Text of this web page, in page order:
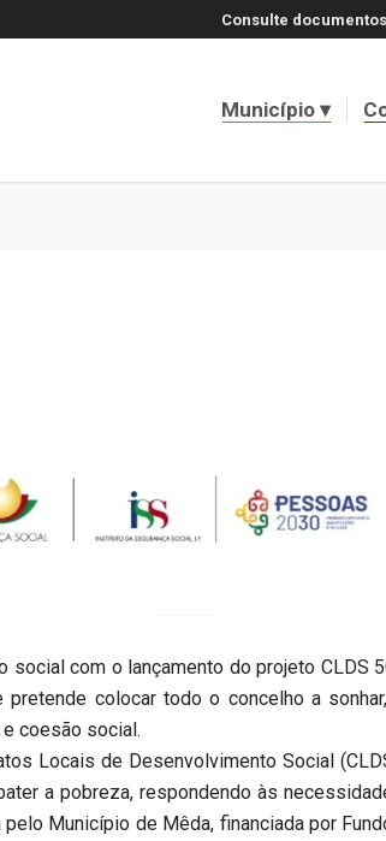
Consulte
Município
com o lançamento do projeto CLDS
colocar todo o concelho a
coesão social.
Locais de Desenvolvimento Social
a pobreza, respondendo às
Município de Mêda, financiada por